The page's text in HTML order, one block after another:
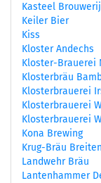
Kasteel
Keiler Bier
Kiss
Kloster Andechs
Kloster-Brauerei
Klosterbräu
Klosterbrauerei
Klosterbrauerei
Klosterbrauerei
Kona Brewing
Krug-Bräu
Landwehr Bräu
Lantenhammer